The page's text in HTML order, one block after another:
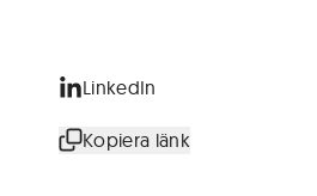
LinkedIn
Kopiera länk